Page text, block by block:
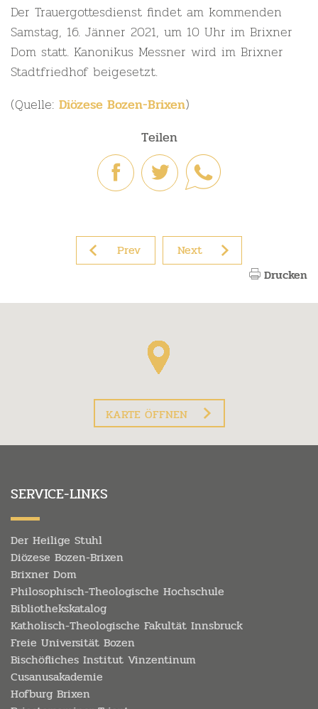
Der Trauergottesdienst findet am kommenden
Samstag, 16. Jänner 2021, um 10 Uhr im Brixner
Dom statt. Kanonikus Messner wird im Brixner
Stadtfriedhof beigesetzt.
(Quelle: Diözese Bozen-Brixen)
Teilen
Prev
Next
Drucken
KARTE ÖFFNEN
SERVICE-LINKS
Der Heilige Stuhl
Diözese Bozen-Brixen
Brixner Dom
Philosophisch-Theologische Hochschule
Bibliothekskatalog
Katholisch-Theologische Fakultät Innsbruck
Freie Universität Bozen
Bischöfliches Institut Vinzentinum
Cusanusakademie
Hofburg Brixen